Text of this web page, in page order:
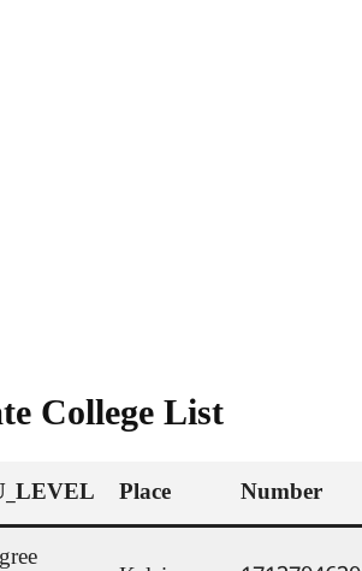
College List
Place Number